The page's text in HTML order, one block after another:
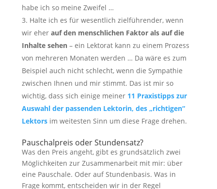
habe ich so meine Zweifel …
Halte ich es für wesentlich zielführender, wenn
wir eher auf den menschlichen Faktor als auf die
Inhalte sehen– ein Lektorat kann zu einem Prozess
von mehreren Monaten werden … Da wäre es zum
Beispiel auch nicht schlecht, wenn die Sympathie
zwischen Ihnen und mir stimmt. Das ist mir so
wichtig, dass sich einige meiner 11 Praxistipps zur
Auswahl der passenden Lektorin, des „richtigen“
Lektorsim weitesten Sinn um diese Frage drehen.
Pauschalpreis oder Stundensatz?
Was den Preis angeht, gibt es grundsätzlich zwei
Möglichkeiten zur Zusammenarbeit mit mir: über
eine Pauschale. Oder auf Stundenbasis. Was in
Frage kommt, entscheiden wir in der Regel